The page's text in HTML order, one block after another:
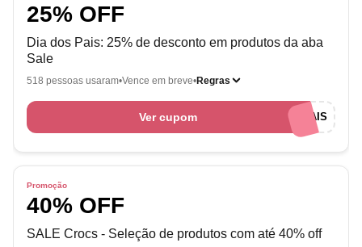
25% OFF
Dia dos Pais: 25% de desconto em produtos da aba
Sale
518 pessoas usaram Vence em breve Regras
Ver cupom CROCSPAIS
Promoção
40% OFF
SALE Crocs - Seleção de produtos com até 40% off